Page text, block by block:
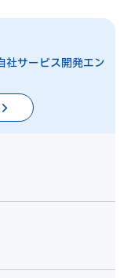
サービス開発エン